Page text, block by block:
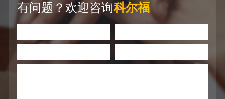
有问题？欢迎咨询科尔福